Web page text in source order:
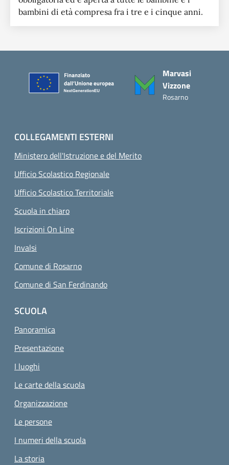
bambini di età compresa fra i tre e i cinque anni.
Marvasi
Vizzone
Rosarno
COLLEGAMENTI ESTERNI
Ministero dell'Istruzione e del Merito
Ufficio Scolastico Regionale
Ufficio Scolastico Territoriale
Scuola in chiaro
Iscrizioni On Line
Invalsi
Comune di Rosarno
Comune di San Ferdinando
SCUOLA
Panoramica
Presentazione
I luoghi
Le carte della scuola
Organizzazione
Le persone
I numeri della scuola
La storia